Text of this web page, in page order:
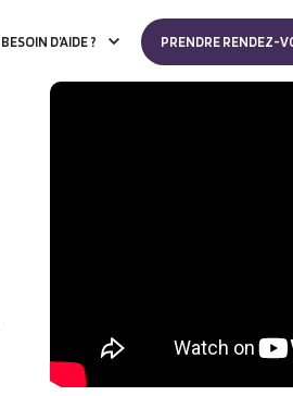
BESOIN D’AIDE ? PRENDRE RENDEZ-